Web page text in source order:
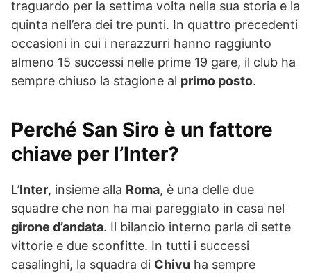
traguardo per la settima volta nella sua storia e la
quinta nell’era dei tre punti. In quattro precedenti
occasioni in cui i nerazzurri hanno raggiunto
almeno 15 successi nelle prime 19 gare, il club ha
sempre chiuso la stagione al primo posto.
Perché San Siro è un fattore
chiave per l’Inter?
L’Inter, insieme alla Roma, è una delle due
squadre che non ha mai pareggiato in casa nel
girone d’andata. Il bilancio interno parla di sette
vittorie e due sconfitte. In tutti i successi
casalinghi, la squadra di Chivu ha sempre